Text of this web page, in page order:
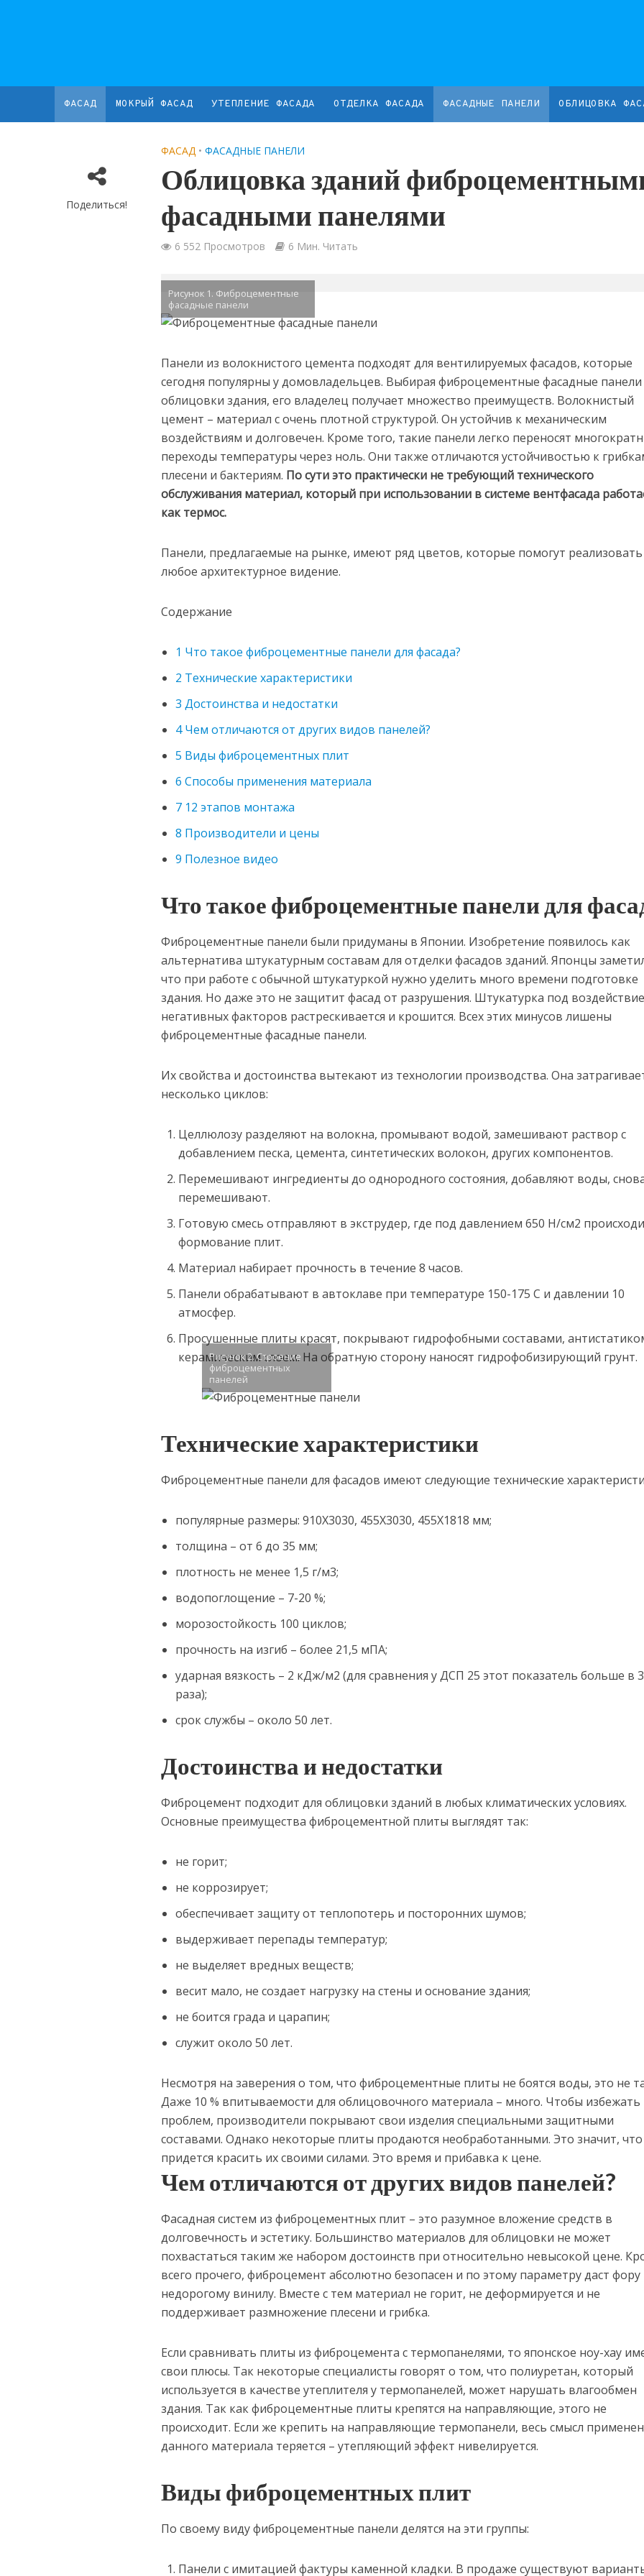
ФАСАД МОКРЫЙ ФАСАД УТЕПЛЕНИЕ ФАСАДА ОТДЕЛКА ФАСАДА ФАСАДНЫЕ ПАНЕЛИ ОБЛИЦОВКА
Поделиться!
ФАСАД • ФАСАДНЫЕ ПАНЕЛИ
Облицовка зданий
фасадными панелями
6 552 Просмотров 6 Мин. Читать
Рисунок 1. Фиброцементные
фасадные панели
Панели из волокнистого цемента подходят для вентилируемых фасадов, которые
сегодня популярны у домовладельцев. Выбирая фиброцементные фасадные панели
облицовки здания, его владелец получает множество преимуществ. Волокнистый
цемент – материал с очень плотной структурой. Он устойчив к механическим
воздействиям и долговечен. Кроме того, такие панели легко переносят
переходы температуры через ноль. Они также отличаются устойчивостью к
плесени и бактериям. По сути это практически не требующий технического
обслуживания материал, который при использовании в системе вентфасада
как термос.
Панели, предлагаемые на рынке, имеют ряд цветов, которые помогут реализовать
любое архитектурное видение.
Содержание
1 Что такое фиброцементные панели для фасада?
2 Технические характеристики
3 Достоинства и недостатки
4Чем отличаются от других видов панелей?
5 Виды фиброцементных плит
6 Способы применения материала
7 12 этапов монтажа
8 Производители и цены
9 Полезное видео
Что такое фиброцементные панели для
Фиброцементные панели были придуманы в Японии. Изобретение появилось как
альтернатива штукатурным составам для отделки фасадов зданий. Японцы
что при работе с обычной штукатуркой нужно уделить много времени подготовке
здания. Но даже это не защитит фасад от разрушения. Штукатурка под
негативных факторов растрескивается и крошится. Всех этих минусов лишены
фиброцементные фасадные панели.
Их свойства и достоинства вытекают из технологии производства. Она
несколько циклов:
Целлюлозу разделяют на волокна, промывают водой, замешивают раствор с
добавлением песка, цемента, синтетических волокон, других компонентов.
Перемешивают ингредиенты до однородного состояния, добавляют воды,
перемешивают.
Готовую смесь отправляют в экструдер, где под давлением 650 Н/см2
формование плит.
Материал набирает прочность в течение 8 часов.
Панели обрабатывают в автоклаве при температуре 150-175 С и давлении 10
атмосфер.
Просушенные плиты красят, покрывают гидрофобными составами,
керамическим слоем. На обратную сторону наносят гидрофобизирующий грунт.
Рисунок 2. Строение
фиброцементных
панелей
Технические характеристики
Фиброцементные панели для фасадов имеют следующие технические
популярные размеры: 910Х3030, 455Х3030, 455Х1818 мм;
толщина – от 6 до 35 мм;
плотность не менее 1,5 г/м3;
водопоглощение – 7-20 %;
морозостойкость 100 циклов;
прочность на изгиб – более 21,5 мПА;
ударная вязкость – 2 кДж/м2 (для сравнения у ДСП 25 этот показатель больше в
раза);
срок службы – около 50 лет.
Достоинства и недостатки
Фиброцемент подходит для облицовки зданий в любых климатических условиях.
Основные преимущества фиброцементной плиты выглядят так:
не горит;
не коррозирует;
обеспечивает защиту от теплопотерь и посторонних шумов;
выдерживает перепады температур;
не выделяет вредных веществ;
весит мало, не создает нагрузку на стены и основание здания;
не боится града и царапин;
служит около 50 лет.
Несмотря на заверения о том, что фиброцементные плиты не боятся воды, это не
Даже 10 % впитываемости для облицовочного материала – много. Чтобы избежать
проблем, производители покрывают свои изделия специальными защитными
составами. Однако некоторые плиты продаются необработанными. Это значит, что
придется красить их своими силами. Это время и прибавка к цене.
Чем отличаются от других видов панелей?
Фасадная систем из фиброцементных плит – это разумное вложение средств в
долговечность и эстетику. Большинство материалов для облицовки не может
похвастаться таким же набором достоинств при относительно невысокой цене.
всего прочего, фиброцемент абсолютно безопасен и по этому параметру даст фору
недорогому винилу. Вместе с тем материал не горит, не деформируется и не
поддерживает размножение плесени и грибка.
Если сравнивать плиты из фиброцемента с термопанелями, то японское ноу-хау
свои плюсы. Так некоторые специалисты говорят о том, что полиуретан, который
используется в качестве утеплителя у термопанелей, может нарушать влагообмен
здания. Так как фиброцементные плиты крепятся на направляющие, этого не
происходит. Если же крепить на направляющие термопанели, весь смысл
данного материала теряется – утепляющий эффект нивелируется.
Виды фиброцементных плит
По своему виду фиброцементные панели делятся на эти группы:
Панели с имитацией фактуры каменной кладки. В продаже существуют